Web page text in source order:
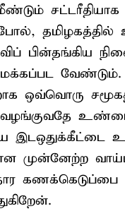
பின்தங்கிய
வேண்டும்.
ஒவ்வொரு
வழங்குவதே
இடஒதுக்கீட்டை
முன்னேற்ற
கணக்கெடுப்பை